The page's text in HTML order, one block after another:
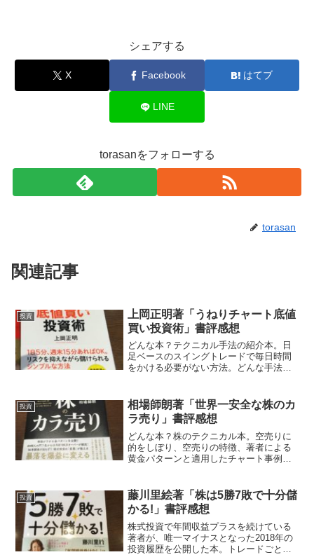
シェアする
X Facebook はてブ
LINE
torasanをフォローする
torasan
関連記事
投資
上岡正明著「うねりチャート底値
買い投資術」書評感想
どんな本？テクニカル手法の紹介本。日
足ベースのスイングトレードで毎日時間
をかける必要がない方法。どんな手法？
いるところを狙う。3ヶ月くらいのうねり
と5年から7年の循環をも...
投資
相場師朗著「世界一安全な株のカ
ラ売り」書評感想
どんな本？株のテクニカル本。空売りに
的をしぼり、空売りの特徴、著者による
黄金パターンと適用したチャート事例を
わかれ、N大と逆N大、バルタンなど著者
が独自に命名したチャー...
投資
藤川里絵著「株は5勝7敗で十分儲
かる!」書評感想
株式投資で年間収益プラスを続けている
著者が、唯一マイナスとなった2018年の
投資履歴を公開した本。トレードごと